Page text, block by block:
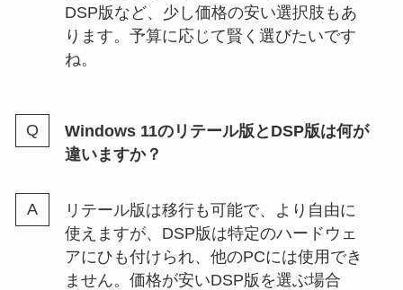
DSP版など、少し価格の安い選択肢もあ
ります。予算に応じて賢く選びたいです
ね。
Windows 11のリテール版とDSP版は何が
違いますか？
リテール版は移行も可能で、より自由に
使えますが、DSP版は特定のハードウェ
アにひも付けられ、他のPCには使用でき
ません。価格が安いDSP版を選ぶ場合